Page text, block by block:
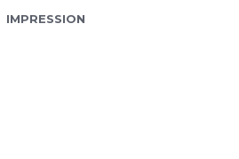
IMPRESSION